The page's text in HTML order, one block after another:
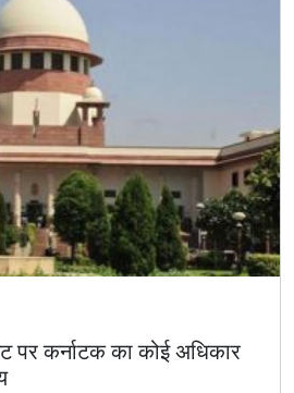
कर्नाटक का कोई अधिकार